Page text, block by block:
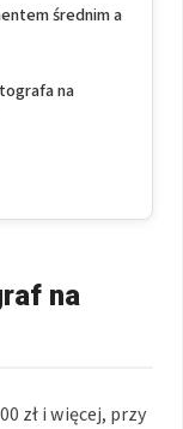
średnim a
na
na
zł i więcej, przy